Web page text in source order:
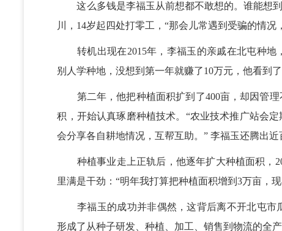
这么多钱是李福玉从前想都不敢想的。谁能想到
川，14岁起四处打零工，“那会儿常遇到受骗的情况
转机出现在2015年，李福玉的亲戚在北屯种地
别人学种地，没想到第一年就赚了10万元，他看到了
第二年，他把种植面积扩到了400亩，却因管理
积，开始认真琢磨种植技术。“农业技术推广站会
会分享各自耕地情况，互帮互助。” 李福玉还腾出
种植事业走上正轨后，他逐年扩大种植面积，
里满是干劲：“明年我打算把种植面积增到3万亩，
李福玉的成功并非偶然，这背后离不开北屯市
形成了从种子研发、种植、加工、销售到物流的全产